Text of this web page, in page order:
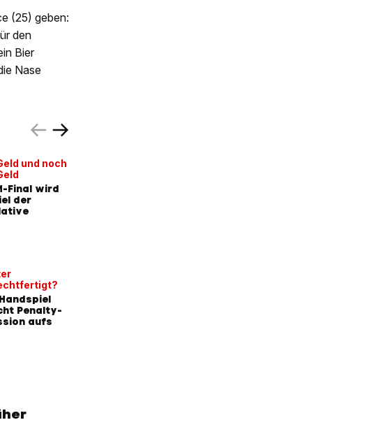
(25) geben:
den
Bier
Nase
und noch
Final wird
der
Penalty-
aufs